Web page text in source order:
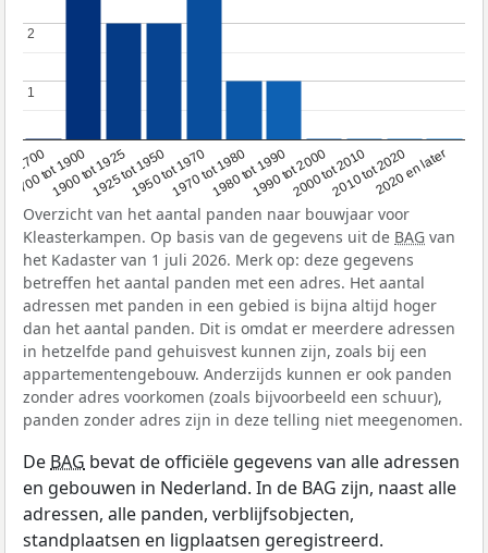
1700
1700 tot 1900
1900 tot 19251925 tot 19501950 tot 19701970 tot 19801980 tot 19901990 tot 20002000 tot 20102010 tot 20202020 en later
11
2
2
Overzicht van het aantal panden naar bouwjaar voor
Kleasterkampen. Op basis van de gegevens uit de BAG van
het Kadaster van 1 juli 2026. Merk op: deze gegevens
betreffen het aantal panden met een adres. Het aantal
adressen met panden in een gebied is bijna altijd hoger
dan het aantal panden. Dit is omdat er meerdere adressen
in hetzelfde pand gehuisvest kunnen zijn, zoals bij een
appartementengebouw. Anderzijds kunnen er ook panden
zonder adres voorkomen (zoals bijvoorbeeld een schuur),
panden zonder adres zijn in deze telling niet meegenomen.
De BAG bevat de officiële gegevens van alle adressen
en gebouwen in Nederland. In de BAG zijn, naast alle
adressen, alle panden, verblijfsobjecten,
standplaatsen en ligplaatsen geregistreerd.